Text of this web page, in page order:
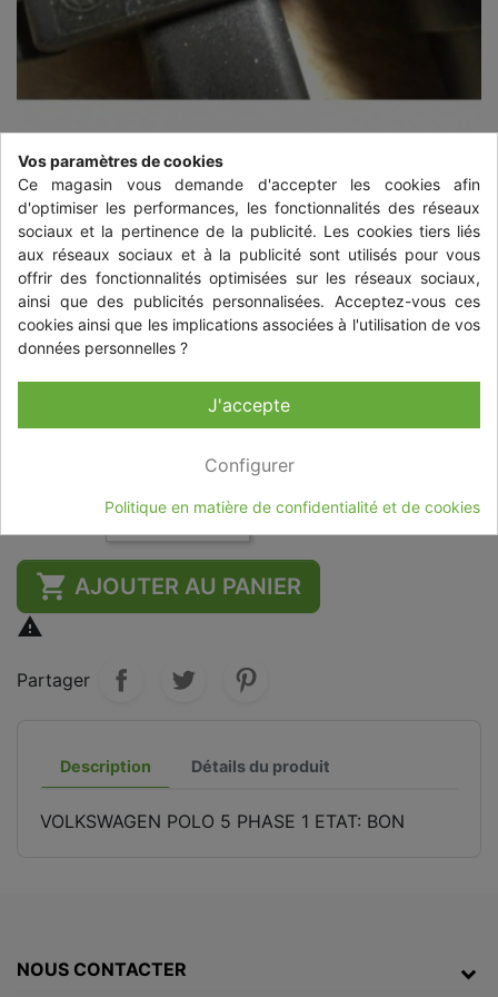
 
COMMANDE DE REGLAGE
HAUTEUR DE PHARE
VOLKSWAGEN POLO 5 PHASE 1
+ livraison à partir de 9,00 € TTC
- +
 AJOUTER AU PANIER

Partager
Description Détails du produit
VOLKSWAGEN POLO 5 PHASE 1 ETAT: BON
NOUS CONTACTER
Vos paramètres de cookies
Ce magasin vous demande d'accepter les cookies afin
d'optimiser les performances, les fonctionnalités des réseaux
sociaux et la pertinence de la publicité. Les cookies tiers liés
aux réseaux sociaux et à la publicité sont utilisés pour vous
offrir des fonctionnalités optimisées sur les réseaux sociaux,
ainsi que des publicités personnalisées. Acceptez-vous ces
cookies ainsi que les implications associées à l'utilisation de vos
données personnelles ?
J'accepte
Configurer
Politique en matière de confidentialité et de cookies